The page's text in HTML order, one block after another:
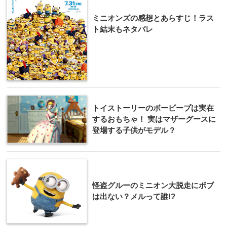
ミニオンズの感想とあらすじ！ラス
ト結末もネタバレ
トイストーリーのボーピープは実在
するおもちゃ！ 実はマザーグースに
登場する子供がモデル？
怪盗グルーのミニオン大脱走にボブ
は出ない？メルって誰!?